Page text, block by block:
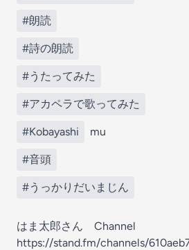
#朗読
#詩の朗読
#うたってみた
#アカペラで歌ってみた
#Kobayashi mu
#音頭
#うっかりだいまじん
はま太郎さん Channel
https://stand.fm/channels/